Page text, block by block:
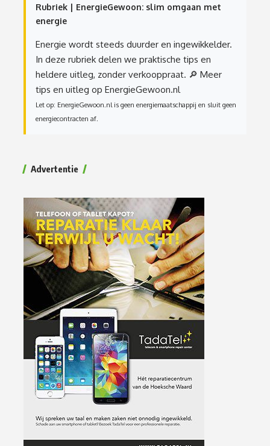
Rubriek | EnergieGewoon: slim omgaan met
energie
Energie wordt steeds duurder en ingewikkelder.
In deze rubriek delen we praktische tips en
heldere uitleg, zonder verkooppraat. 🔎 Meer
tips en uitleg op EnergieGewoon.nl
Let op: EnergieGewoon.nl is geen energiemaatschappij en sluit geen
energiecontracten af.
Advertentie